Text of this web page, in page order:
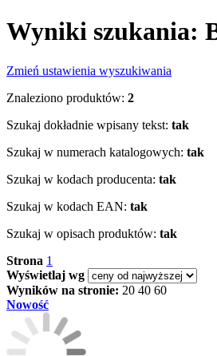
Wyniki szukania:
Zmień ustawienia wyszukiwania
Znaleziono produktów: 2
Szukaj dokładnie wpisany tekst: tak
Szukaj w numerach katalogowych: tak
Szukaj w kodach producenta: tak
Szukaj w kodach EAN: tak
Szukaj w opisach produktów: tak
Strona 1
Wyświetlaj wg
Wyników na stronie: 20 40 60
Nowość